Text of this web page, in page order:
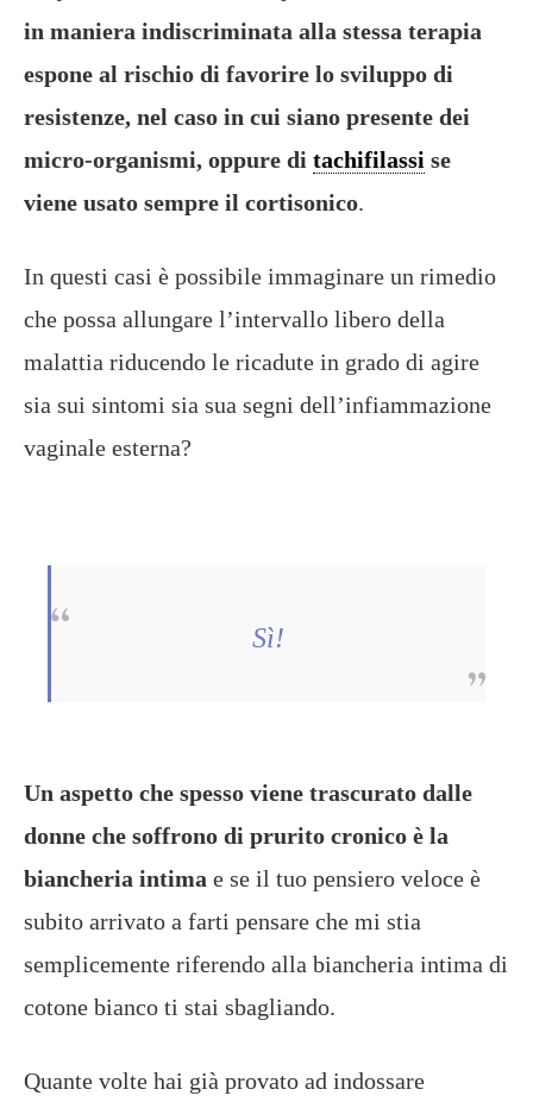
in maniera indiscriminata alla stessa terapia
espone al rischio di favorire lo sviluppo di
resistenze, nel caso in cui siano presente dei
micro-organismi, oppure di tachifilassi se
viene usato sempre il cortisonico.
In questi casi è possibile immaginare un rimedio
che possa allungare l’intervallo libero della
malattia riducendo le ricadute in grado di agire
sia sui sintomi sia sua segni dell’infiammazione
vaginale esterna?
Sì!
Un aspetto che spesso viene trascurato dalle
donne che soffrono di prurito cronico è la
biancheria intima e se il tuo pensiero veloce è
subito arrivato a farti pensare che mi stia
semplicemente riferendo alla biancheria intima di
cotone bianco ti stai sbagliando.
Quante volte hai già provato ad indossare